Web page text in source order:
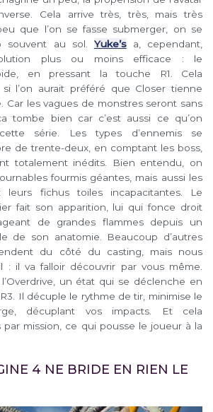
Cela arrive très, très, mais très
que l’on se fasse submerger, on se
souvent au sol. Yuke’sa, cependant,
plus ou moins efficace : le
en pressant la touche R1. Cela
l’on aurait préféré que Closer tienne
Car les vagues de monstres seront sans
tombe bien car c’est aussi ce qu’on
série. Les types d’ennemis se
de trente-deux, en comptant les boss,
totalement inédits. Bien entendu, on
fourmis géantes, mais aussi les
leurs fichus toiles incapacitantes. Le
fait son apparition, lui qui fonce droit
de grandes flammes depuis un
de son anatomie. Beaucoup d’autres
du côté du casting, mais nous
: il va falloir découvrir par vous même.
un état qui se déclenche en
Il décuple le rythme de tir, minimise le
décuplant vos impacts. Et cela
mission, ce qui pousse le joueur à la
4 NE BRIDE EN RIEN LE